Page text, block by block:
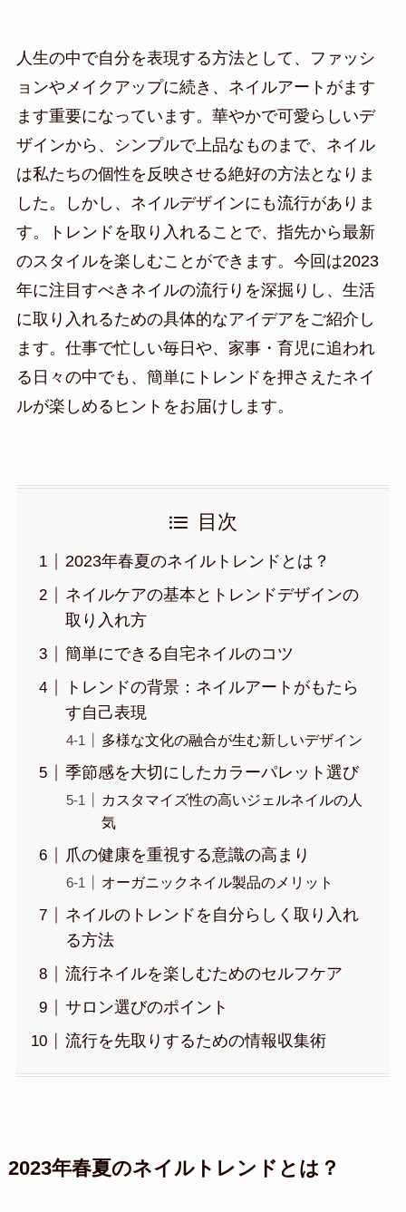
人生の中で自分を表現する方法として、ファッシ
ョンやメイクアップに続き、ネイルアートがます
ます重要になっています。華やかで可愛らしいデ
ザインから、シンプルで上品なものまで、ネイル
は私たちの個性を反映させる絶好の方法となりま
した。しかし、ネイルデザインにも流行がありま
す。トレンドを取り入れることで、指先から最新
のスタイルを楽しむことができます。今回は2023
年に注目すべきネイルの流行りを深掘りし、生活
に取り入れるための具体的なアイデアをご紹介し
ます。仕事で忙しい毎日や、家事・育児に追われ
る日々の中でも、簡単にトレンドを押さえたネイ
ルが楽しめるヒントをお届けします。
目次
2023年春夏のネイルトレンドとは？
ネイルケアの基本とトレンドデザインの
取り入れ方
簡単にできる自宅ネイルのコツ
トレンドの背景：ネイルアートがもたら
す自己表現
多様な文化の融合が生む新しいデザイン
季節感を大切にしたカラーパレット選び
カスタマイズ性の高いジェルネイルの人
気
爪の健康を重視する意識の高まり
オーガニックネイル製品のメリット
ネイルのトレンドを自分らしく取り入れ
る方法
流行ネイルを楽しむためのセルフケア
サロン選びのポイント
流行を先取りするための情報収集術
2023年春夏のネイルトレンドとは？